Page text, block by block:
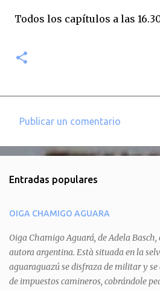
Todos los capítulos a las
e
t
a
r
i
o
Publicar un comentario
Entradas populares
OIGA CHAMIGO AGUARA
Oiga Chamigo Aguará, de Adela
autora argentina. Està situada en la
aguaraguazú se disfraza de militar y
de impuestos camineros, cobrándole